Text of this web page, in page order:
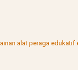
alat peraga